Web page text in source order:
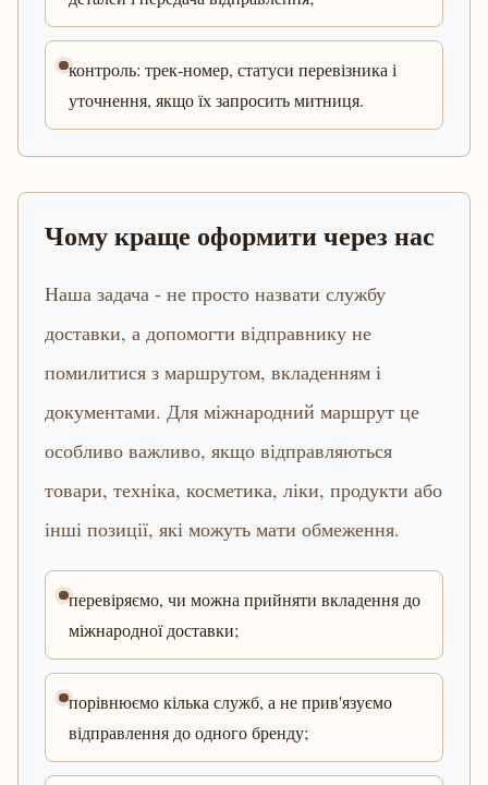
контроль: трек-номер, статуси перевізника і
уточнення, якщо їх запросить митниця.
Чому краще оформити через нас
Наша задача - не просто назвати службу
доставки, а допомогти відправнику не
помилитися з маршрутом, вкладенням і
документами. Для міжнародний маршрут це
особливо важливо, якщо відправляються
товари, техніка, косметика, ліки, продукти або
інші позиції, які можуть мати обмеження.
перевіряємо, чи можна прийняти вкладення до
міжнародної доставки;
порівнюємо кілька служб, а не прив'язуємо
відправлення до одного бренду;